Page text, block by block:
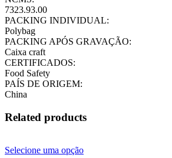
7323.93.00
PACKING INDIVIDUAL:
Polybag
PACKING APÓS GRAVAÇÃO:
Caixa craft
CERTIFICADOS:
Food Safety
PAÍS DE ORIGEM:
China
Related products
Selecione uma opção